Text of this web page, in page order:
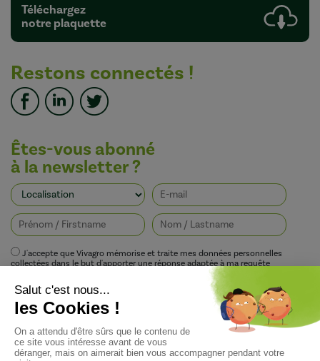
Téléchargez
notre plaquette
Restons connectés !
Êtes-vous abonné
à la newsletter ?
J'accepte que Vivagro mémorise et traite mes données personnelles
collectées dans le but d'apporter une réponse adaptée à ma requête
conformément à la politique de protection de la vie privée de Vivagro.
I agree that Vivagro stores and processes my personal data collected in order
to provide an appropriate response to my request in accordance with
Vivagro's privacy policy.